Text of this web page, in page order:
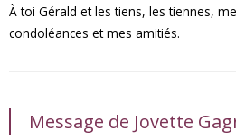
À toi Gérald et les tiens, les tiennes,
condoléances et mes amitiés.
Message de Jovette